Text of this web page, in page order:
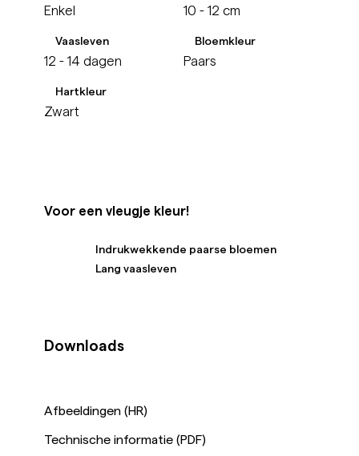
Enkel 10 - 12 cm
Vaasleven
12 - 14 dagen
Bloemkleur
Paars
Hartkleur
Zwart
Voor een vleugje kleur!
Indrukwekkende paarse bloemen
Lang vaasleven
Downloads
Afbeeldingen (HR)
Technische informatie (PDF)